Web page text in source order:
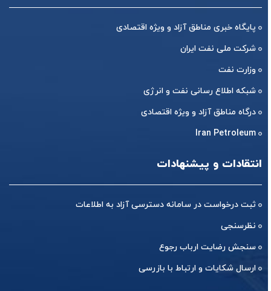
پایگاه خبری مناطق آزاد و ویژه اقتصادی
شرکت ملی نفت ایران
وزارت نفت
شبکه اطلاع رسانی نفت و انرژی
درگاه مناطق آزاد و ویژه اقتصادی
Iran Petroleum
انتقادات و پیشنهادات
ثبت درخواست در سامانه دسترسی آزاد به اطلاعات
نظرسنجی
سنجش رضایت ارباب رجوع
ارسال شکایات و ارتباط با بازرسی